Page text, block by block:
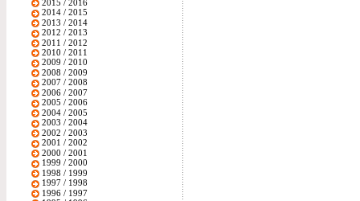
2015 / 2016
2014 / 2015
2013 / 2014
2012 / 2013
2011 / 2012
2010 / 2011
2009 / 2010
2008 / 2009
2007 / 2008
2006 / 2007
2005 / 2006
2004 / 2005
2003 / 2004
2002 / 2003
2001 / 2002
2000 / 2001
1999 / 2000
1998 / 1999
1997 / 1998
1996 / 1997